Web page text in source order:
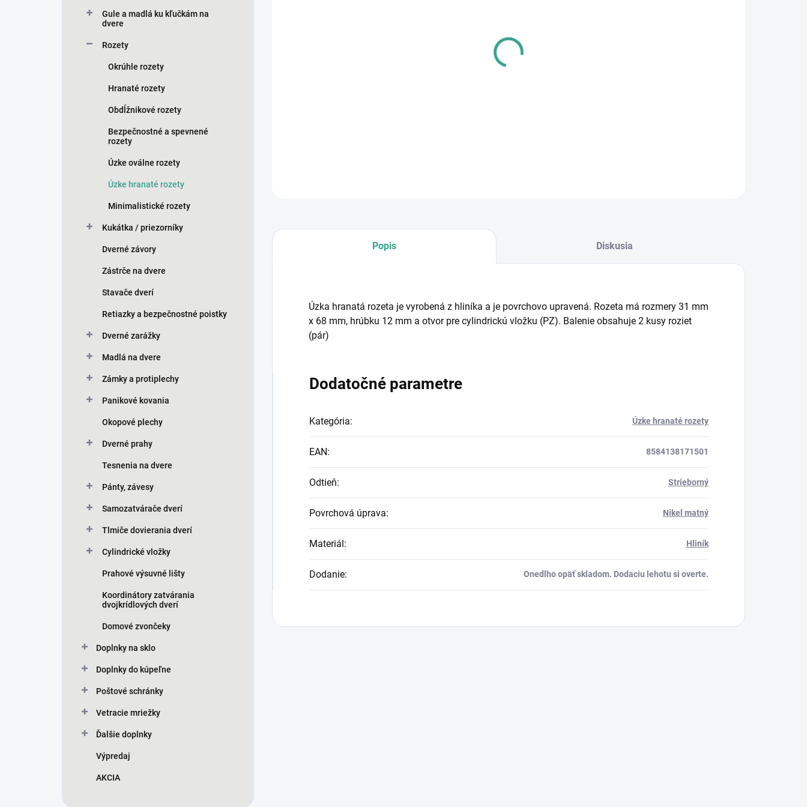
Gule a madlá ku kľučkám na
dvere
Rozety
Okrúhle rozety
Hranaté rozety
Obdĺžnikové rozety
Bezpečnostné a spevnené
rozety
Úzke oválne rozety
Úzke hranaté rozety
Minimalistické rozety
Kukátka / priezorníky
Dverné závory
Zástrče na dvere
Stavače dverí
Retiazky a bezpečnostné poistky
Dverné zarážky
Madlá na dvere
Zámky a protiplechy
Panikové kovania
Okopové plechy
Dverné prahy
Tesnenia na dvere
Pánty, závesy
Samozatvárače dverí
Tlmiče dovierania dverí
Cylindrické vložky
Prahové výsuvné lišty
Koordinátory zatvárania
dvojkrídlových dverí
Domové zvončeky
Doplnky na sklo
Doplnky do kúpeľne
Poštové schránky
Vetracie mriežky
Ďalšie doplnky
Výpredaj
AKCIA
Popis Diskusia
Úzka hranatá rozeta je vyrobená z hliníka a je povrchovo upravená. Rozeta má rozmery 31 mm
x 68 mm, hrúbku 12 mm a otvor pre cylindrickú vložku (PZ). Balenie obsahuje 2 kusy roziet
(pár)
Dodatočné parametre
Kategória: Úzke hranaté rozety
EAN: 8584138171501
Odtieň: Strieborný
Povrchová úprava: Nikel matný
Materiál: Hliník
Dodanie: Onedlho opäť skladom. Dodaciu lehotu si overte.